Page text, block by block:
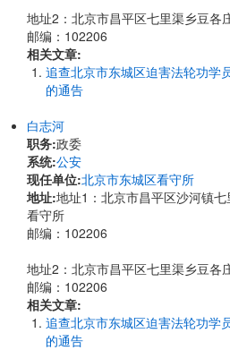
地址2：北京市昌平区七里渠乡豆各
邮编：102206
相关文章:
追查北京市东城区迫害法轮功学
的通告
白志河
职务:政委
系统:公安
现任单位:北京市东城区看守所
地址:地址1：北京市昌平区沙河镇
看守所
邮编：102206
地址2：北京市昌平区七里渠乡豆各
邮编：102206
相关文章:
追查北京市东城区迫害法轮功学
的通告